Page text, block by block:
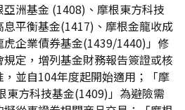
洲基金 (1408)、摩根東方科技
平衡基金(1417)、摩根金龍收成
企業債券基金(1439/1440)」修
定，增列基金財務報告簽證或核
並自104年度起開始適用；「摩
東方科技基金(1409)」為避險需